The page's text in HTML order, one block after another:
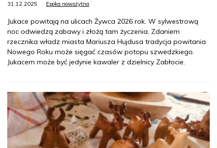
31.12.2025 Epoka nowożytna
Jukace powitają na ulicach Żywca 2026 rok. W sylwestrową
noc odwiedzą zabawy i złożą tam życzenia. Zdaniem
rzecznika władz miasta Mariusza Hujdusa tradycja powitania
Nowego Roku może sięgać czasów potopu szwedzkiego.
Jukacem może być jedynie kawaler z dzielnicy Zabłocie.